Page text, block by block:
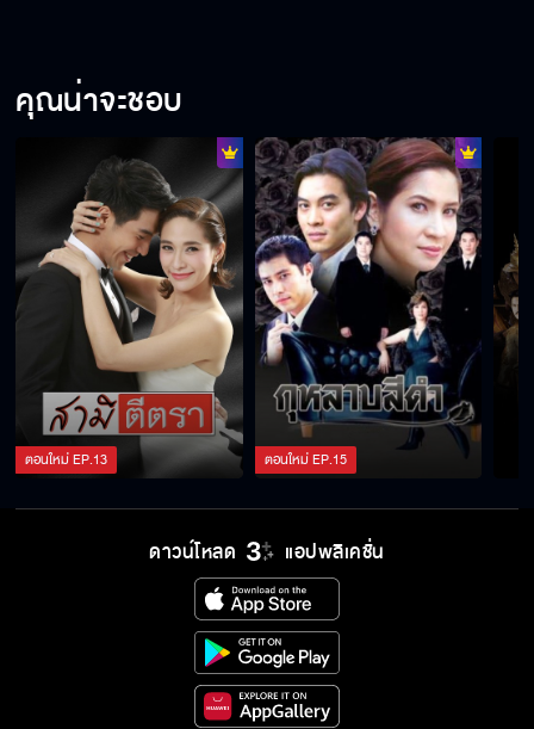
คุณน่าจะชอบ
ตอนใหม่EP.13 ตอนใหม่EP.15
ดาวน์โหลด แอปพลิเคชั่น